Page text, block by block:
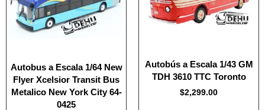
Autobus a Escala 1/64 New
Flyer Xcelsior Transit Bus
Metalico New York City 64-
0425
Autobús a Escala 1/43 GM
TDH 3610 TTC Toronto
$2,299.00